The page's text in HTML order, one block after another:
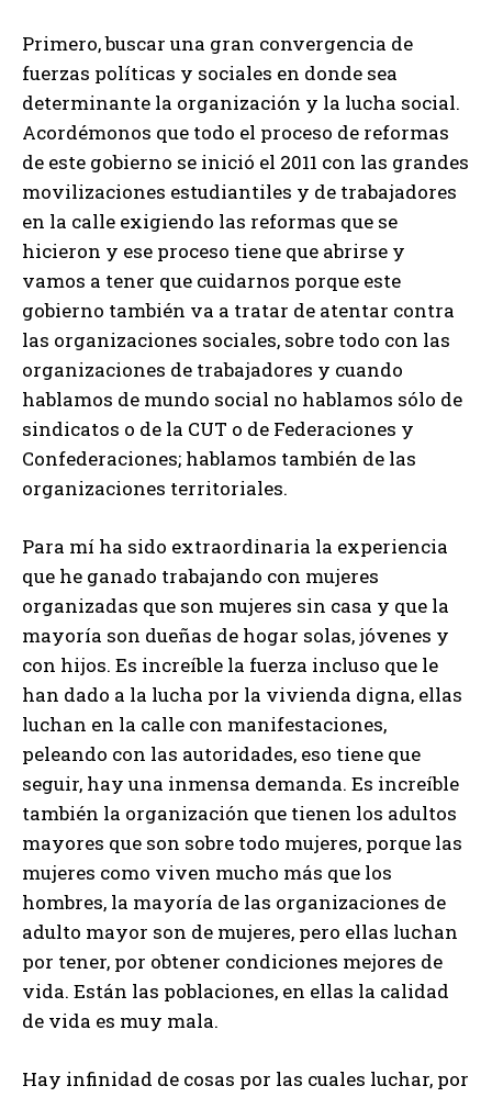
Primero, buscar una gran convergencia de
fuerzas políticas y sociales en donde sea
determinante la organización y la lucha social.
Acordémonos que todo el proceso de reformas
de este gobierno se inició el 2011 con las grandes
movilizaciones estudiantiles y de trabajadores
en la calle exigiendo las reformas que se
hicieron y ese proceso tiene que abrirse y
vamos a tener que cuidarnos porque este
gobierno también va a tratar de atentar contra
las organizaciones sociales, sobre todo con las
organizaciones de trabajadores y cuando
hablamos de mundo social no hablamos sólo de
sindicatos o de la CUT o de Federaciones y
Confederaciones; hablamos también de las
organizaciones territoriales.
Para mí ha sido extraordinaria la experiencia
que he ganado trabajando con mujeres
organizadas que son mujeres sin casa y que la
mayoría son dueñas de hogar solas, jóvenes y
con hijos. Es increíble la fuerza incluso que le
han dado a la lucha por la vivienda digna, ellas
luchan en la calle con manifestaciones,
peleando con las autoridades, eso tiene que
seguir, hay una inmensa demanda. Es increíble
también la organización que tienen los adultos
mayores que son sobre todo mujeres, porque las
mujeres como viven mucho más que los
hombres, la mayoría de las organizaciones de
adulto mayor son de mujeres, pero ellas luchan
por tener, por obtener condiciones mejores de
vida. Están las poblaciones, en ellas la calidad
de vida es muy mala.
Hay infinidad de cosas por las cuales luchar, por